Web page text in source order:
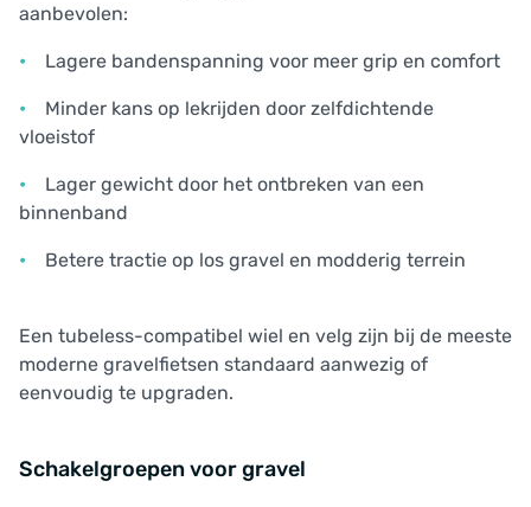
aanbevolen:
Lagere bandenspanning voor meer grip en comfort
Minder kans op lekrijden door zelfdichtende
vloeistof
Lager gewicht door het ontbreken van een
binnenband
Betere tractie op los gravel en modderig terrein
Een tubeless-compatibel wiel en velg zijn bij de meeste
moderne gravelfietsen standaard aanwezig of
eenvoudig te upgraden.
Schakelgroepen voor gravel